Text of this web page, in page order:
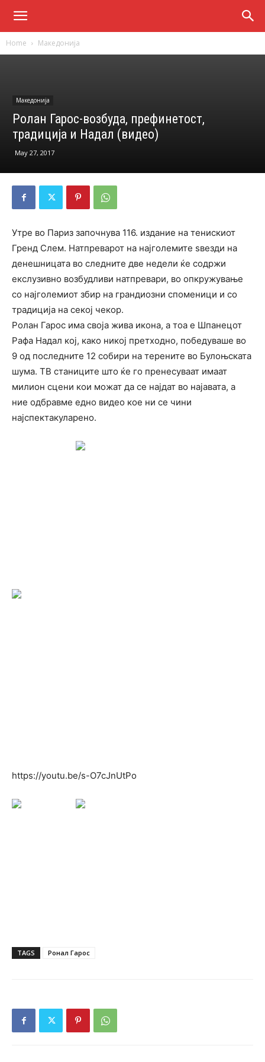
Home Македонија
Македонија
Ролан Гарос-возбуда, префинетост,
традиција и Надал (видео)
May 27, 2017
Утре во Париз започнува 116. издание на тенискиот
Гренд Слем. Натпреварот на најголемите ѕвезди на
денешницата во следните две недели ќе содржи
екслузивно возбудливи натпревари, во опкружување
со најголемиот збир на грандиозни споменици и со
традиција на секој чекор.
Ролан Гарос има своја жива икона, а тоа е Шпанецот
Рафа Надал кој, како никој претходно, победуваше во
9 од последните 12 собири на терените во Булоњската
шума. ТВ станиците што ќе го пренесуваат имаат
милион сцени кои можат да се најдат во најавата, а
ние одбравме едно видео кое ни се чини
најспектакуларено.
https://youtu.be/s-O7cJnUtPo
TAGS Ронал Гарос